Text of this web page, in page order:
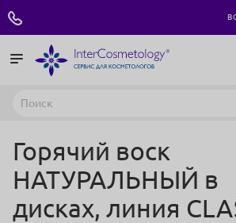
Горячий воск
НАТУРАЛЬНЫЙ в
дисках, линия